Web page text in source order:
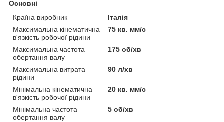
Основні
Країна виробник
Італія
Максимальна кінематична
в'язкість робочої рідини
75 кв. мм/с
Максимальна частота
обертання валу
175 об/хв
Максимальна витрата
рідини
90 л/хв
Мінімальна кінематична
в'язкість робочої рідини
20 кв. мм/с
Мінімальна частота
обертання валу
5 об/хв